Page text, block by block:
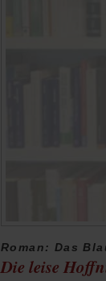
Roman: Das
Die leise